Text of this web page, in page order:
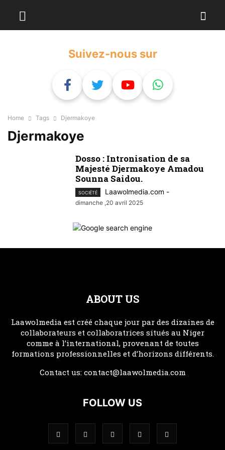
Suivez-nous sur
Home Tags Djermakoye
Djermakoye
Dosso : Intronisation de sa
Majesté Djermakoye Amadou
Sounna Saidou.
SOCIÉTÉ Laawolmedia.com -
dimanche ,20 avril 2025
ABOUT US
Laawolmedia est créé chaque jour par des dizaines de
collaborateurs et collaboratrices situés au Niger
comme à l’international, provenant de toutes
formations professionnelles et d’horizons différents.
Contact us: contact@laawolmedia.com
FOLLOW US